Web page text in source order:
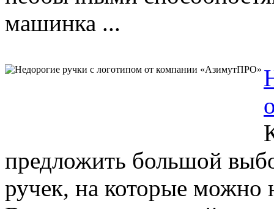
машинка ...
предложить большой
ручек, на которые можно